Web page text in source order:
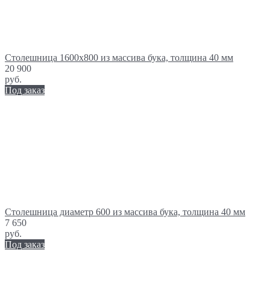
Столешница 1600х800 из массива бука, толщина 40 мм
20 900
руб.
Под заказ
Столешница диаметр 600 из массива бука, толщина 40 мм
7 650
руб.
Под заказ